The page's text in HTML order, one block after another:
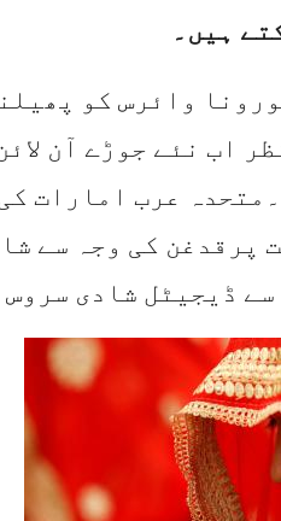
ہیں۔
وائرس کو
اب نئے جوڑے آن
عرب امارات
پرقدغن کی وجہ سے
ڈیجیٹل شادی سروس